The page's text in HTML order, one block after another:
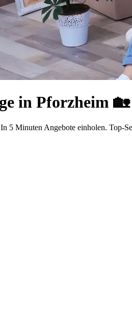
in Pforzheim
5 Minuten Angebote einholen. Top-